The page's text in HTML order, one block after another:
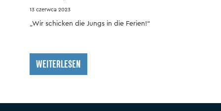
13 czerwca 2023
„Wir schicken die Jungs in die Ferien!“
WEITERLESEN